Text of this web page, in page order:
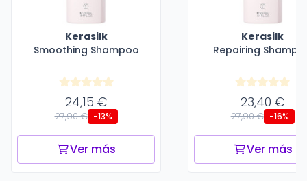
Kerasilk
Smoothing Shampoo
24,15 €
27,90 € -13%
Ver más
Kerasilk
Repairing
23,40 €
27,90 € -16%
Ver más